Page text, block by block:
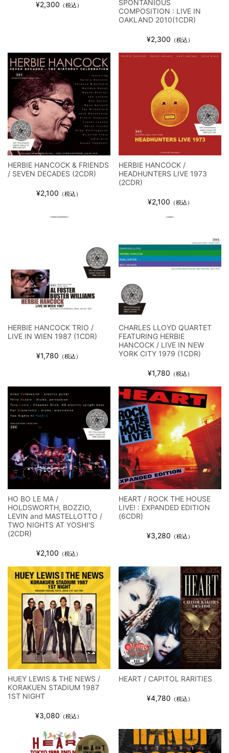
¥2,300 （税込）
SPONTANIOUS
COMPOSITION : LIVE IN
OAKLAND 2010(1CDR)
¥2,300 （税込）
HERBIE HANCOCK & FRIENDS
/ SEVEN DECADES (2CDR)
¥2,100 （税込）
HERBIE HANCOCK /
HEADHUNTERS LIVE 1973
(2CDR)
¥2,100 （税込）
HERBIE HANCOCK TRIO /
LIVE IN WIEN 1987 (1CDR)
¥1,780 （税込）
CHARLES LLOYD QUARTET
FEATURING HERBIE
HANCOCK / LIVE IN NEW
YORK CITY 1979 (1CDR)
¥1,780 （税込）
HO BO LE MA /
HOLDSWORTH, BOZZIO,
LEVIN and MASTELLOTTO /
TWO NIGHTS AT YOSHI'S
(2CDR)
¥2,100 （税込）
HEART / ROCK THE HOUSE
LIVE! : EXPANDED EDITION
(6CDR)
¥3,280 （税込）
HUEY LEWIS & THE NEWS /
KORAKUEN STADIUM 1987
1ST NIGHT
¥3,080 （税込）
HEART / CAPITOL RARITIES
¥4,780 （税込）